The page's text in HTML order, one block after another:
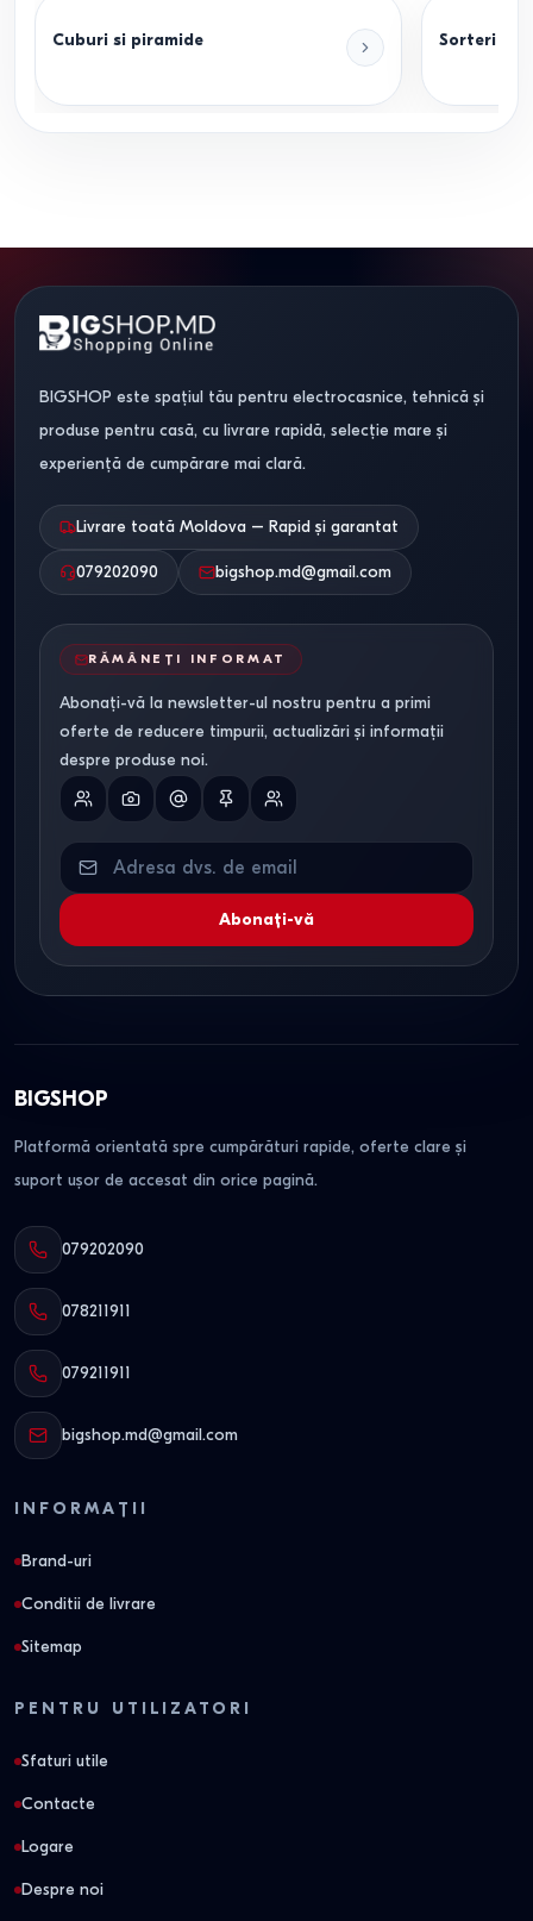
Cuburi si piramide Sorteri
BIGSHOP este spațiul tău pentru electrocasnice, tehnică și
produse pentru casă, cu livrare rapidă, selecție mare și
experiență de cumpărare mai clară.
Livrare toată Moldova – Rapid și garantat
079202090 bigshop.md@gmail.com
RĂMÂNEȚI INFORMAT
Abonați-vă la newsletter-ul nostru pentru a primi
oferte de reducere timpurii, actualizări și informații
despre produse noi.
Abonați-vă
BIGSHOP
Platformă orientată spre cumpărături rapide, oferte clare și
suport ușor de accesat din orice pagină.
079202090
078211911
079211911
bigshop.md@gmail.com
INFORMAȚII
Brand-uri
Conditii de livrare
Sitemap
PENTRU UTILIZATORI
Sfaturi utile
Contacte
Logare
Despre noi